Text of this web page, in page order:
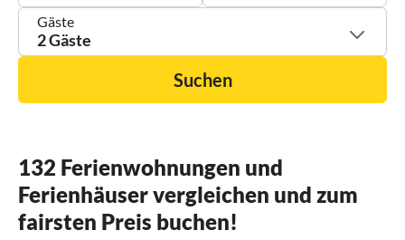
Gäste
2 Gäste
Suchen
132 Ferienwohnungen und
Ferienhäuser vergleichen und zum
fairsten Preis buchen!